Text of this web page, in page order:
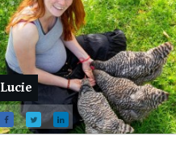
Lucie